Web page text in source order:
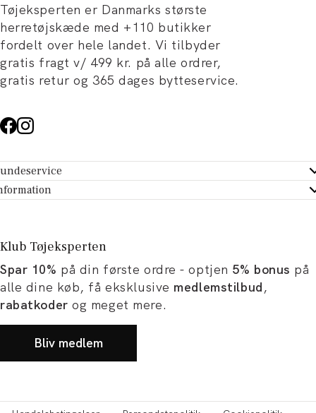
Tøjeksperten er Danmarks største
herretøjskæde med +110 butikker
fordelt over hele landet. Vi tilbyder
gratis fragt v/ 499 kr. på alle ordrer,
gratis retur og 365 dages bytteservice.
- Hjælpecenter
dit køb
Tøjeksperten
og artikler
og karriere
Klub Tøjeksperten
Spar 10% på din første ordre - optjen 5% bonus på
alle dine køb, få eksklusive medlemstilbud,
rabatkoder og meget mere.
Bliv medlem